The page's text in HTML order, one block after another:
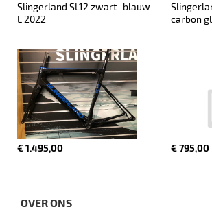
Slingerland SL12 zwart -blauw
L 2022
€ 1.495,00
carbon
€ 795,00
OVER ONS